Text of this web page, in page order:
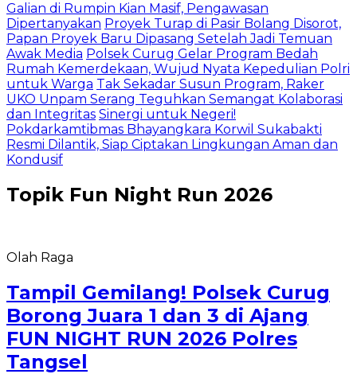
Galian di Rumpin Kian Masif, Pengawasan
Dipertanyakan Proyek Turap di Pasir Bolang Disorot,
Papan Proyek Baru Dipasang Setelah Jadi Temuan
Awak Media Polsek Curug Gelar Program Bedah
Rumah Kemerdekaan, Wujud Nyata Kepedulian Polri
untuk Warga Tak Sekadar Susun Program, Raker
UKO Unpam Serang Teguhkan Semangat Kolaborasi
dan Integritas Sinergi untuk Negeri!
Pokdarkamtibmas Bhayangkara Korwil Sukabakti
Resmi Dilantik, Siap Ciptakan Lingkungan Aman dan
Kondusif
Topik Fun Night Run 2026
Olah Raga
Tampil Gemilang! Polsek Curug
Borong Juara 1 dan 3 di Ajang
FUN NIGHT RUN 2026 Polres
Tangsel